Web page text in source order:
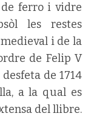
ferro i vidre
les restes
i de la
de Felip V
de 1714
a la qual es
del llibre.